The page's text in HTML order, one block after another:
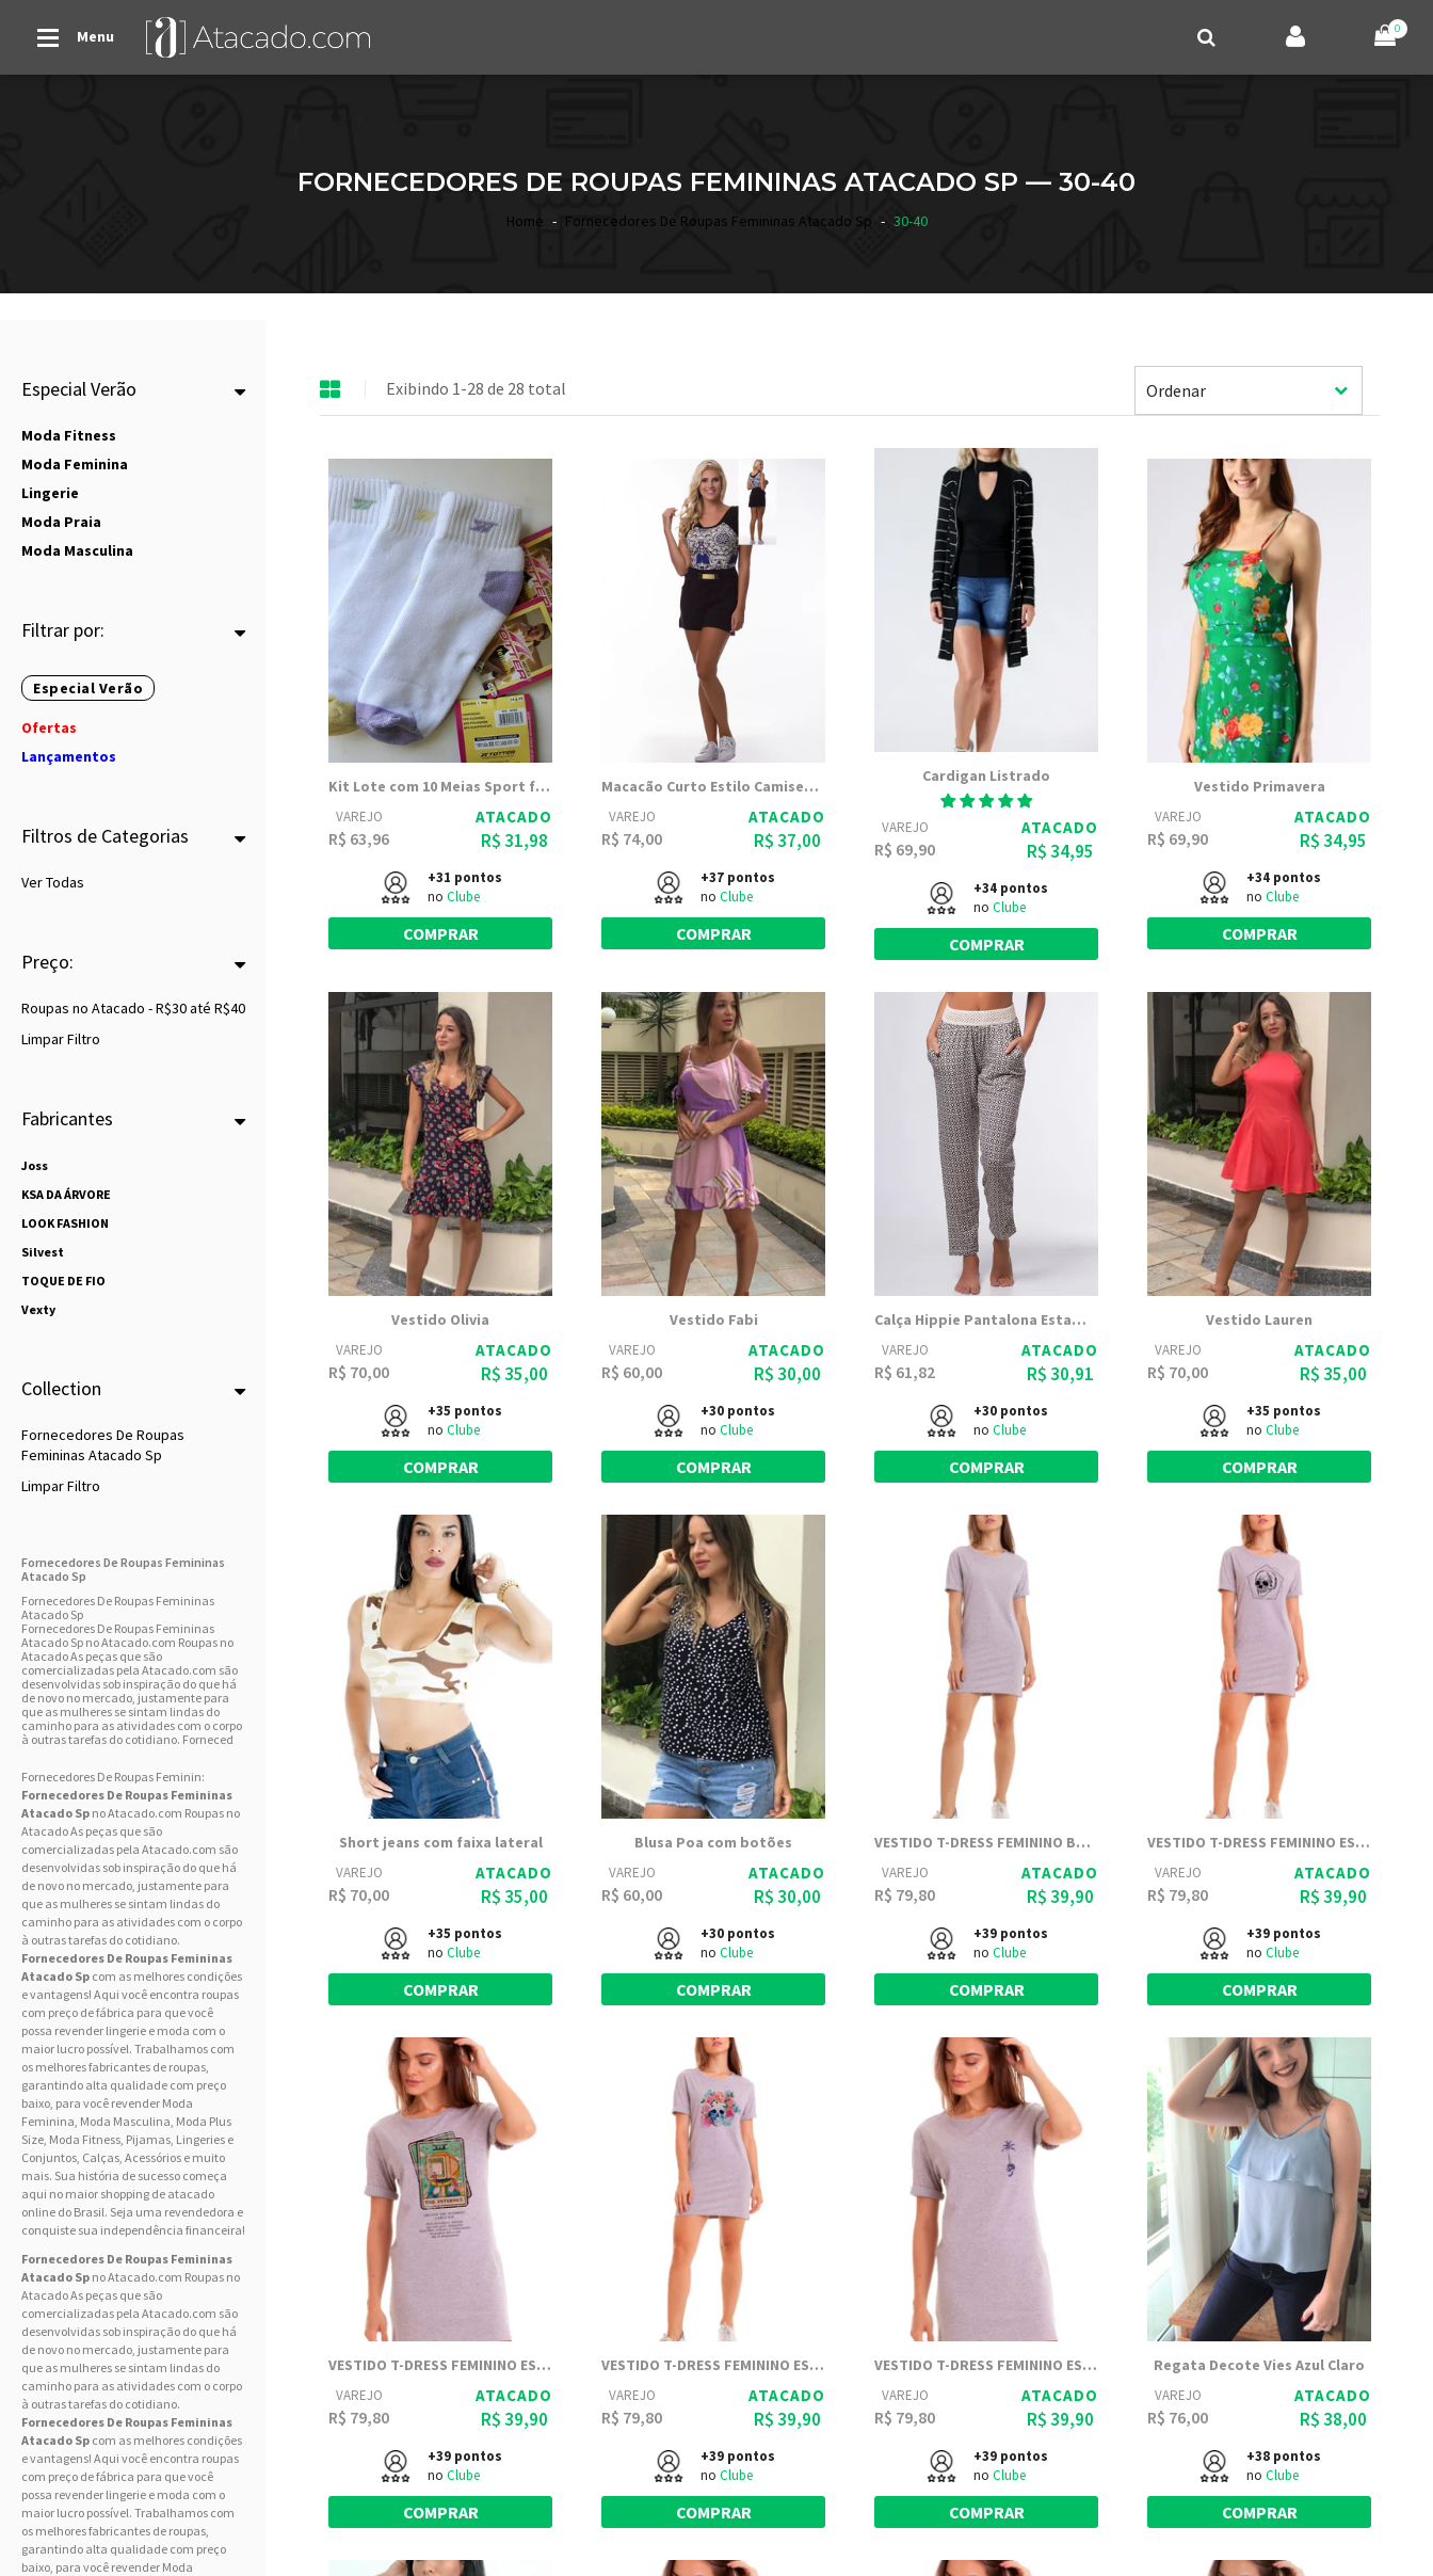
Menu 0
FORNECEDORES DE ROUPAS FEMININAS ATACADO SP — 30-40
Home Fornecedores De Roupas Femininas Atacado Sp 30-40
Especial Verão
Moda Fitness
Moda Feminina
Lingerie
Moda Praia
Moda Masculina
Filtrar por:
Especial Verão
Ofertas
Lançamentos
Filtros de Categorias
Ver Todas
Preço:
Roupas no Atacado - R$30 até R$40
Limpar Filtro
Fabricantes
Joss
KSA DA ÁRVORE
LOOK FASHION
Silvest
TOQUE DE FIO
Vexty
Collection
Fornecedores De Roupas
Femininas Atacado Sp
Limpar Filtro
Fornecedores De Roupas Femininas
Atacado Sp
Fornecedores De Roupas Femininas
Atacado Sp
Fornecedores De Roupas Femininas
Atacado Sp no Atacado.com Roupas no
Atacado As peças que são
comercializadas pela Atacado.com são
desenvolvidas sob inspiração do que há
de novo no mercado, justamente para
que as mulheres se sintam lindas do
caminho para as atividades com o corpo
à outras tarefas do cotidiano. Forneced
Fornecedores De Roupas Feminin:
Fornecedores De Roupas Femininas
Atacado Sp no Atacado.com Roupas no
Atacado As peças que são
comercializadas pela Atacado.com são
desenvolvidas sob inspiração do que há
de novo no mercado, justamente para
que as mulheres se sintam lindas do
caminho para as atividades com o corpo
à outras tarefas do cotidiano.
Fornecedores De Roupas Femininas
Atacado Sp com as melhores condições
e vantagens! Aqui você encontra roupas
com preço de fábrica para que você
possa revender lingerie e moda com o
maior lucro possível. Trabalhamos com
os melhores fabricantes de roupas,
garantindo alta qualidade com preço
baixo, para você revender Moda
Feminina, Moda Masculina, Moda Plus
Size, Moda Fitness, Pijamas, Lingeries e
Conjuntos, Calças, Acessórios e muito
mais. Sua história de sucesso começa
aqui no maior shopping de atacado
online do Brasil. Seja uma revendedora e
conquiste sua independência financeira!
Fornecedores De Roupas Femininas
Atacado Sp no Atacado.com Roupas no
Atacado As peças que são
comercializadas pela Atacado.com são
desenvolvidas sob inspiração do que há
de novo no mercado, justamente para
que as mulheres se sintam lindas do
caminho para as atividades com o corpo
à outras tarefas do cotidiano.
Fornecedores De Roupas Femininas
Atacado Sp com as melhores condições
e vantagens! Aqui você encontra roupas
com preço de fábrica para que você
possa revender lingerie e moda com o
maior lucro possível. Trabalhamos com
os melhores fabricantes de roupas,
garantindo alta qualidade com preço
baixo, para você revender Moda
Exibindo 1-28 de 28 total
Kit Lote com 10 Meias Sport fem. de Cano curto (Meias Totter)
VAREJO
R$ 63,96
ATACADO
R$ 31,98
+31 pontos
no Clube
COMPRAR
Macacão Curto Estilo Camiseta com Bolsos | Luana 1295
VAREJO
R$ 74,00
ATACADO
R$ 37,00
+37 pontos
no Clube
COMPRAR
Cardigan Listrado
VAREJO
R$ 69,90
ATACADO
R$ 34,95
+34 pontos
no Clube
COMPRAR
Vestido Primavera
VAREJO
R$ 69,90
ATACADO
R$ 34,95
+34 pontos
no Clube
COMPRAR
Vestido Olivia
VAREJO
R$ 70,00
ATACADO
R$ 35,00
+35 pontos
no Clube
COMPRAR
Vestido Fabi
VAREJO
R$ 60,00
ATACADO
R$ 30,00
+30 pontos
no Clube
COMPRAR
Calça Hippie Pantalona Estampada | 2305
VAREJO
R$ 61,82
ATACADO
R$ 30,91
+30 pontos
no Clube
COMPRAR
Vestido Lauren
VAREJO
R$ 70,00
ATACADO
R$ 35,00
+35 pontos
no Clube
COMPRAR
Short jeans com faixa lateral
VAREJO
R$ 70,00
ATACADO
R$ 35,00
+35 pontos
no Clube
COMPRAR
Blusa Poa com botões
VAREJO
R$ 60,00
ATACADO
R$ 30,00
+30 pontos
no Clube
COMPRAR
VESTIDO T-DRESS FEMININO BASICO JOSS - CINZA
VAREJO
R$ 79,80
ATACADO
R$ 39,90
+39 pontos
no Clube
COMPRAR
VESTIDO T-DRESS FEMININO ESTAMPADO JOSS - POLIGONO SKULL
VAREJO
R$ 79,80
ATACADO
R$ 39,90
+39 pontos
no Clube
COMPRAR
VESTIDO T-DRESS FEMININO ESTAMPADO JOSS - THE INTERNET
VAREJO
R$ 79,80
ATACADO
R$ 39,90
+39 pontos
no Clube
COMPRAR
VESTIDO T-DRESS FEMININO ESTAMPADO JOSS - WATER SKULL
VAREJO
R$ 79,80
ATACADO
R$ 39,90
+39 pontos
no Clube
COMPRAR
VESTIDO T-DRESS FEMININO ESTAMPADO JOSS - ISLAND SKULL
VAREJO
R$ 79,80
ATACADO
R$ 39,90
+39 pontos
no Clube
COMPRAR
Regata Decote Vies Azul Claro
VAREJO
R$ 76,00
ATACADO
R$ 38,00
+38 pontos
no Clube
COMPRAR